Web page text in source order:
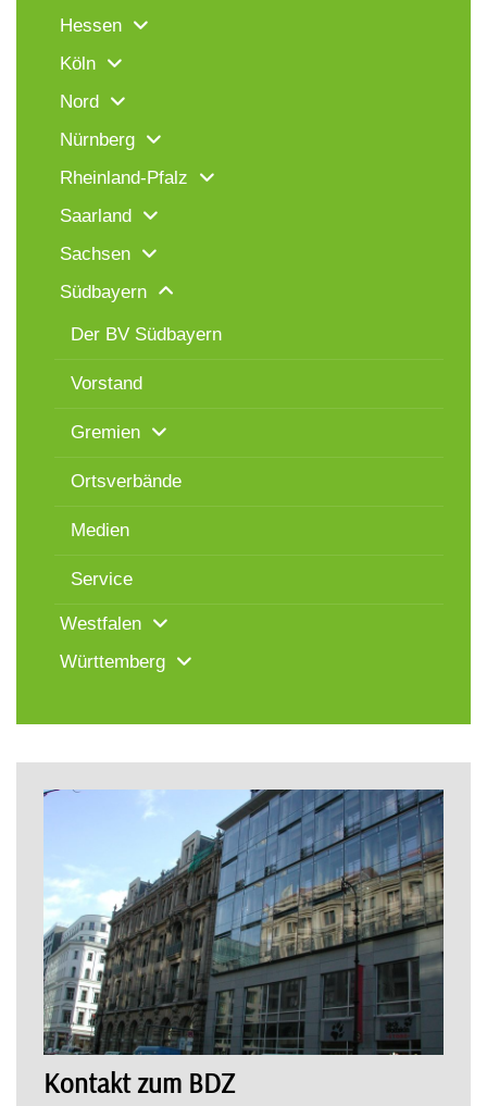
Hessen
Köln
Nord
Nürnberg
Rheinland-Pfalz
Saarland
Sachsen
Südbayern
Der BV Südbayern
Vorstand
Gremien
Ortsverbände
Medien
Service
Westfalen
Württemberg
Kontakt zum BDZ